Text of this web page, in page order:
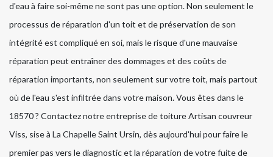
d'eau à faire soi-même ne sont pas une option. Non seulement le
processus de réparation d'un toit et de préservation de son
intégrité est compliqué en soi, mais le risque d'une mauvaise
réparation peut entraîner des dommages et des coûts de
réparation importants, non seulement sur votre toit, mais partout
où de l'eau s'est infiltrée dans votre maison. Vous êtes dans le
18570 ? Contactez notre entreprise de toiture Artisan couvreur
Viss, sise à La Chapelle Saint Ursin, dès aujourd'hui pour faire le
premier pas vers le diagnostic et la réparation de votre fuite de